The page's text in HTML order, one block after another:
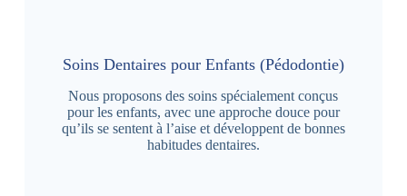
Soins Dentaires pour Enfants (Pédodontie)
Nous proposons des soins spécialement conçus
pour les enfants, avec une approche douce pour
qu’ils se sentent à l’aise et développent de bonnes
habitudes dentaires.